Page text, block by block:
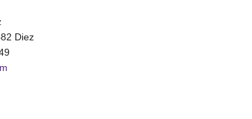
Diez